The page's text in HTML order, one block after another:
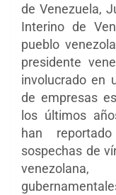
de Venezuela,
Interino de
pueblo
presidente
involucrado en
de empresas
los últimos
han
sospechas de